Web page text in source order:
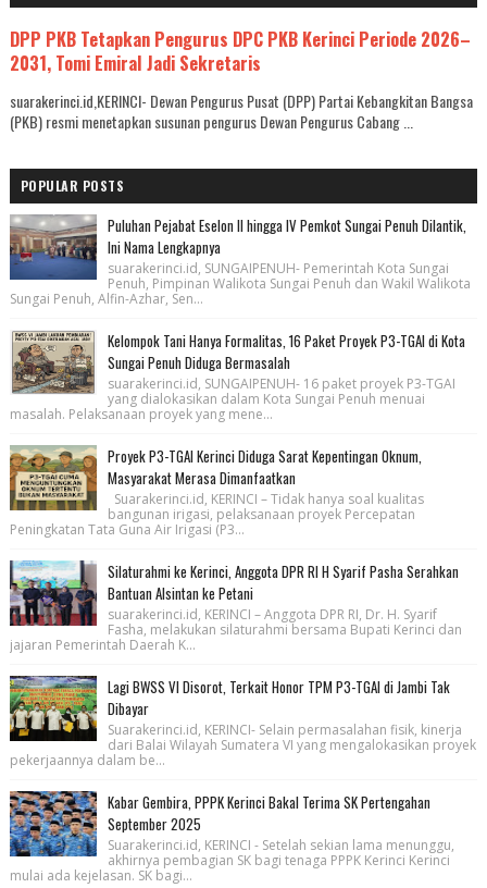
DPP PKB Tetapkan Pengurus DPC PKB Kerinci Periode 2026–
2031, Tomi Emiral Jadi Sekretaris
suarakerinci.id,KERINCI- Dewan Pengurus Pusat (DPP) Partai Kebangkitan Bangsa
(PKB) resmi menetapkan susunan pengurus Dewan Pengurus Cabang ...
POPULAR POSTS
Puluhan Pejabat Eselon II hingga IV Pemkot Sungai Penuh Dilantik,
Ini Nama Lengkapnya
suarakerinci.id, SUNGAIPENUH- Pemerintah Kota Sungai
Penuh, Pimpinan Walikota Sungai Penuh dan Wakil Walikota
Sungai Penuh, Alfin-Azhar, Sen...
Kelompok Tani Hanya Formalitas, 16 Paket Proyek P3-TGAI di Kota
Sungai Penuh Diduga Bermasalah
suarakerinci.id, SUNGAIPENUH- 16 paket proyek P3-TGAI
yang dialokasikan dalam Kota Sungai Penuh menuai
masalah. Pelaksanaan proyek yang mene...
Proyek P3-TGAI Kerinci Diduga Sarat Kepentingan Oknum,
Masyarakat Merasa Dimanfaatkan
Suarakerinci.id, KERINCI – Tidak hanya soal kualitas
bangunan irigasi, pelaksanaan proyek Percepatan
Peningkatan Tata Guna Air Irigasi (P3...
Silaturahmi ke Kerinci, Anggota DPR RI H Syarif Pasha Serahkan
Bantuan Alsintan ke Petani
suarakerinci.id, KERINCI – Anggota DPR RI, Dr. H. Syarif
Fasha, melakukan silaturahmi bersama Bupati Kerinci dan
jajaran Pemerintah Daerah K...
Lagi BWSS VI Disorot, Terkait Honor TPM P3-TGAI di Jambi Tak
Dibayar
Suarakerinci.id, KERINCI- Selain permasalahan fisik, kinerja
dari Balai Wilayah Sumatera VI yang mengalokasikan proyek
pekerjaannya dalam be...
Kabar Gembira, PPPK Kerinci Bakal Terima SK Pertengahan
September 2025
Suarakerinci.id, KERINCI - Setelah sekian lama menunggu,
akhirnya pembagian SK bagi tenaga PPPK Kerinci Kerinci
mulai ada kejelasan. SK bagi...